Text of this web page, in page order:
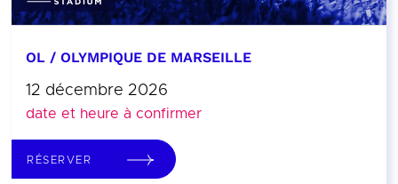
OL / OLYMPIQUE DE MARSEILLE
12 décembre 2026
date et heure à confirmer
RÉSERVER